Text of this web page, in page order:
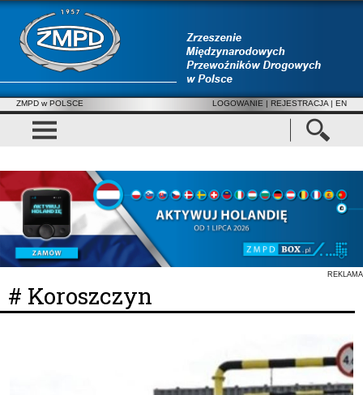
ZMPD w POLSCE LOGOWANIE | REJESTRACJA | EN
REKLAMA
# Koroszczyn